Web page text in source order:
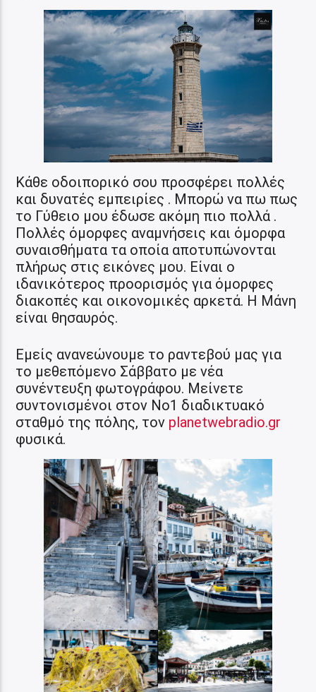
Κάθε οδοιπορικό σου προσφέρει πολλές
και δυνατές εμπειρίες . Μπορώ να πω πως
το Γύθειο μου έδωσε ακόμη πιο πολλά .
Πολλές όμορφες αναμνήσεις και όμορφα
συναισθήματα τα οποία αποτυπώνονται
πλήρως στις εικόνες μου. Είναι ο
ιδανικότερος προορισμός για όμορφες
διακοπές και οικονομικές αρκετά. Η Μάνη
είναι θησαυρός.
Εμείς ανανεώνουμε το ραντεβού μας για
το μεθεπόμενο Σάββατο με νέα
συνέντευξη φωτογράφου. Μείνετε
συντονισμένοι στον Νο1 διαδικτυακό
σταθμό της πόλης, τον planetwebradio.gr
φυσικά.